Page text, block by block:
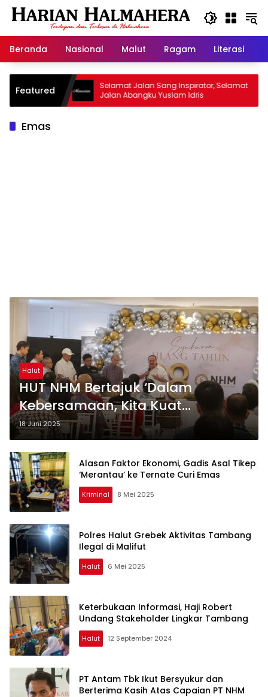
Langsung
Beranda
Nasional Malut Ragam Literasi
Featured
Selamat Jalan Sang Inspirator, Selamat
Jalan Abangku Yuslam Idris
Emas
Halut
HUT NHM Bertajuk ‘Dalam
Kebersamaan, Kita Kuat
Menghadapi Tantangan’, Sinyal
Berjuang Untuk Bangkit
18 Juni 2025
Alasan Faktor Ekonomi, Gadis Asal Tikep
‘Merantau’ ke Ternate Curi Emas
Kriminal 8 Mei 2025
Polres Halut Grebek Aktivitas Tambang
Ilegal di Malifut
Halut 6 Mei 2025
Keterbukaan Informasi, Haji Robert
Undang Stakeholder Lingkar Tambang
Halut 12 September 2024
PT Antam Tbk Ikut Bersyukur dan
Berterima Kasih Atas Capaian PT NHM